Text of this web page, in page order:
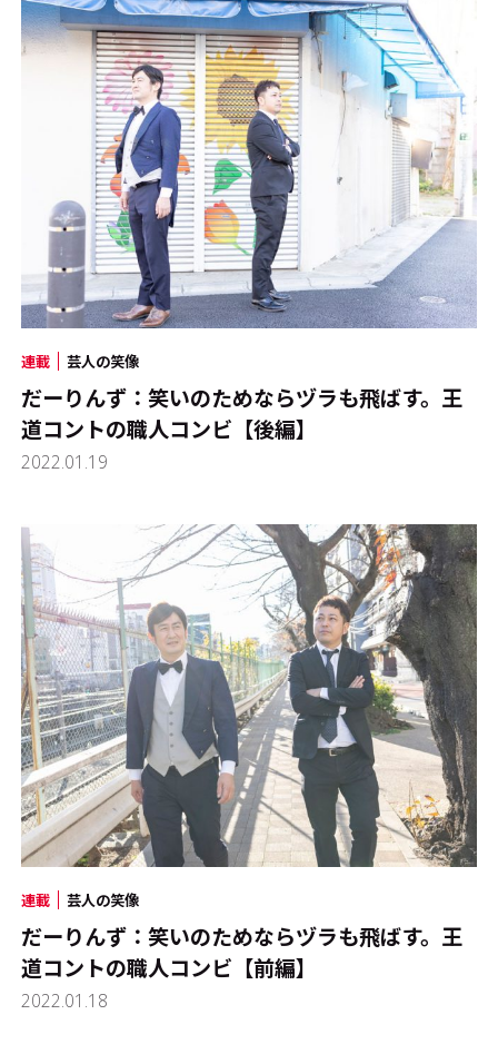
連載 芸人の笑像
だーりんず：笑いのためならヅラも飛ばす。王
道コントの職人コンビ【後編】
2022.01.19
連載 芸人の笑像
だーりんず：笑いのためならヅラも飛ばす。王
道コントの職人コンビ【前編】
2022.01.18